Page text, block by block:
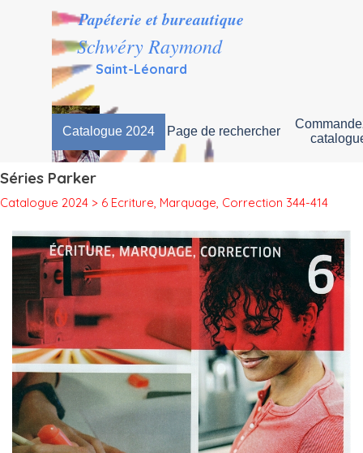
Papéterie et bureautique
Schwéry Raymond
Saint-Léonard
Catalogue 2024 ▼
Page de rechercher
Séries Parker
Catalogue 2024 > 6 Ecriture, Marquage, Correction 344-414